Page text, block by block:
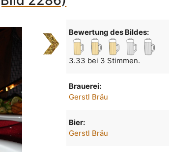
Bewertung des Bildes:
3.33 bei 3 Stimmen.
Brauerei:
Gerstl Bräu
Bier:
Gerstl Bräu